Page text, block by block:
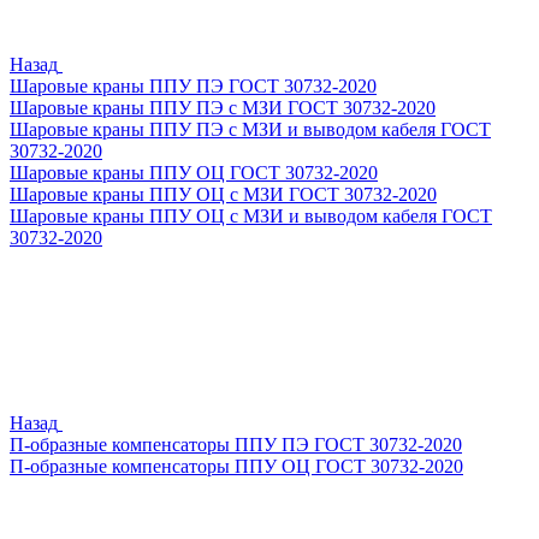
Назад
Шаровые краны ППУ ПЭ ГОСТ 30732-2020
Шаровые краны ППУ ПЭ с МЗИ ГОСТ 30732-2020
Шаровые краны ППУ ПЭ с МЗИ и выводом кабеля ГОСТ
30732-2020
Шаровые краны ППУ ОЦ ГОСТ 30732-2020
Шаровые краны ППУ ОЦ с МЗИ ГОСТ 30732-2020
Шаровые краны ППУ ОЦ с МЗИ и выводом кабеля ГОСТ
30732-2020
Назад
П-образные компенсаторы ППУ ПЭ ГОСТ 30732-2020
П-образные компенсаторы ППУ ОЦ ГОСТ 30732-2020